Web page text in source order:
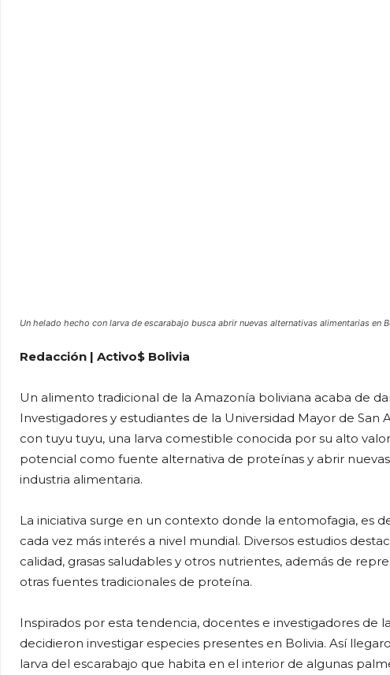
Un helado hecho con larva de escarabajo busca abrir nuevas alternativas alimentarias en
Redacción | Activo$ Bolivia
Un alimento tradicional de la Amazonía boliviana acaba de
Investigadores y estudiantes de la Universidad Mayor de
con tuyu tuyu, una larva comestible conocida por su alto
potencial como fuente alternativa de proteínas y abrir
industria alimentaria.
La iniciativa surge en un contexto donde la entomofagia, es
cada vez más interés a nivel mundial. Diversos estudios
calidad, grasas saludables y otros nutrientes, además de
otras fuentes tradicionales de proteína.
Inspirados por esta tendencia, docentes e investigadores de
decidieron investigar especies presentes en Bolivia. Así
larva del escarabajo que habita en el interior de algunas